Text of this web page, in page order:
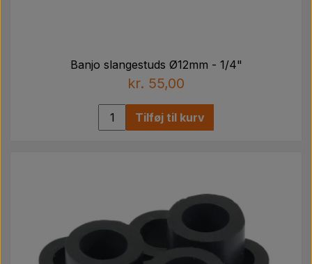
Banjo slangestuds Ø12mm - 1/4"
kr. 55,00
Tilføj til kurv